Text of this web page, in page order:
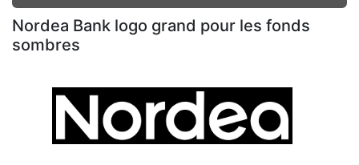
Nordea Bank logo grand pour les fonds
sombres